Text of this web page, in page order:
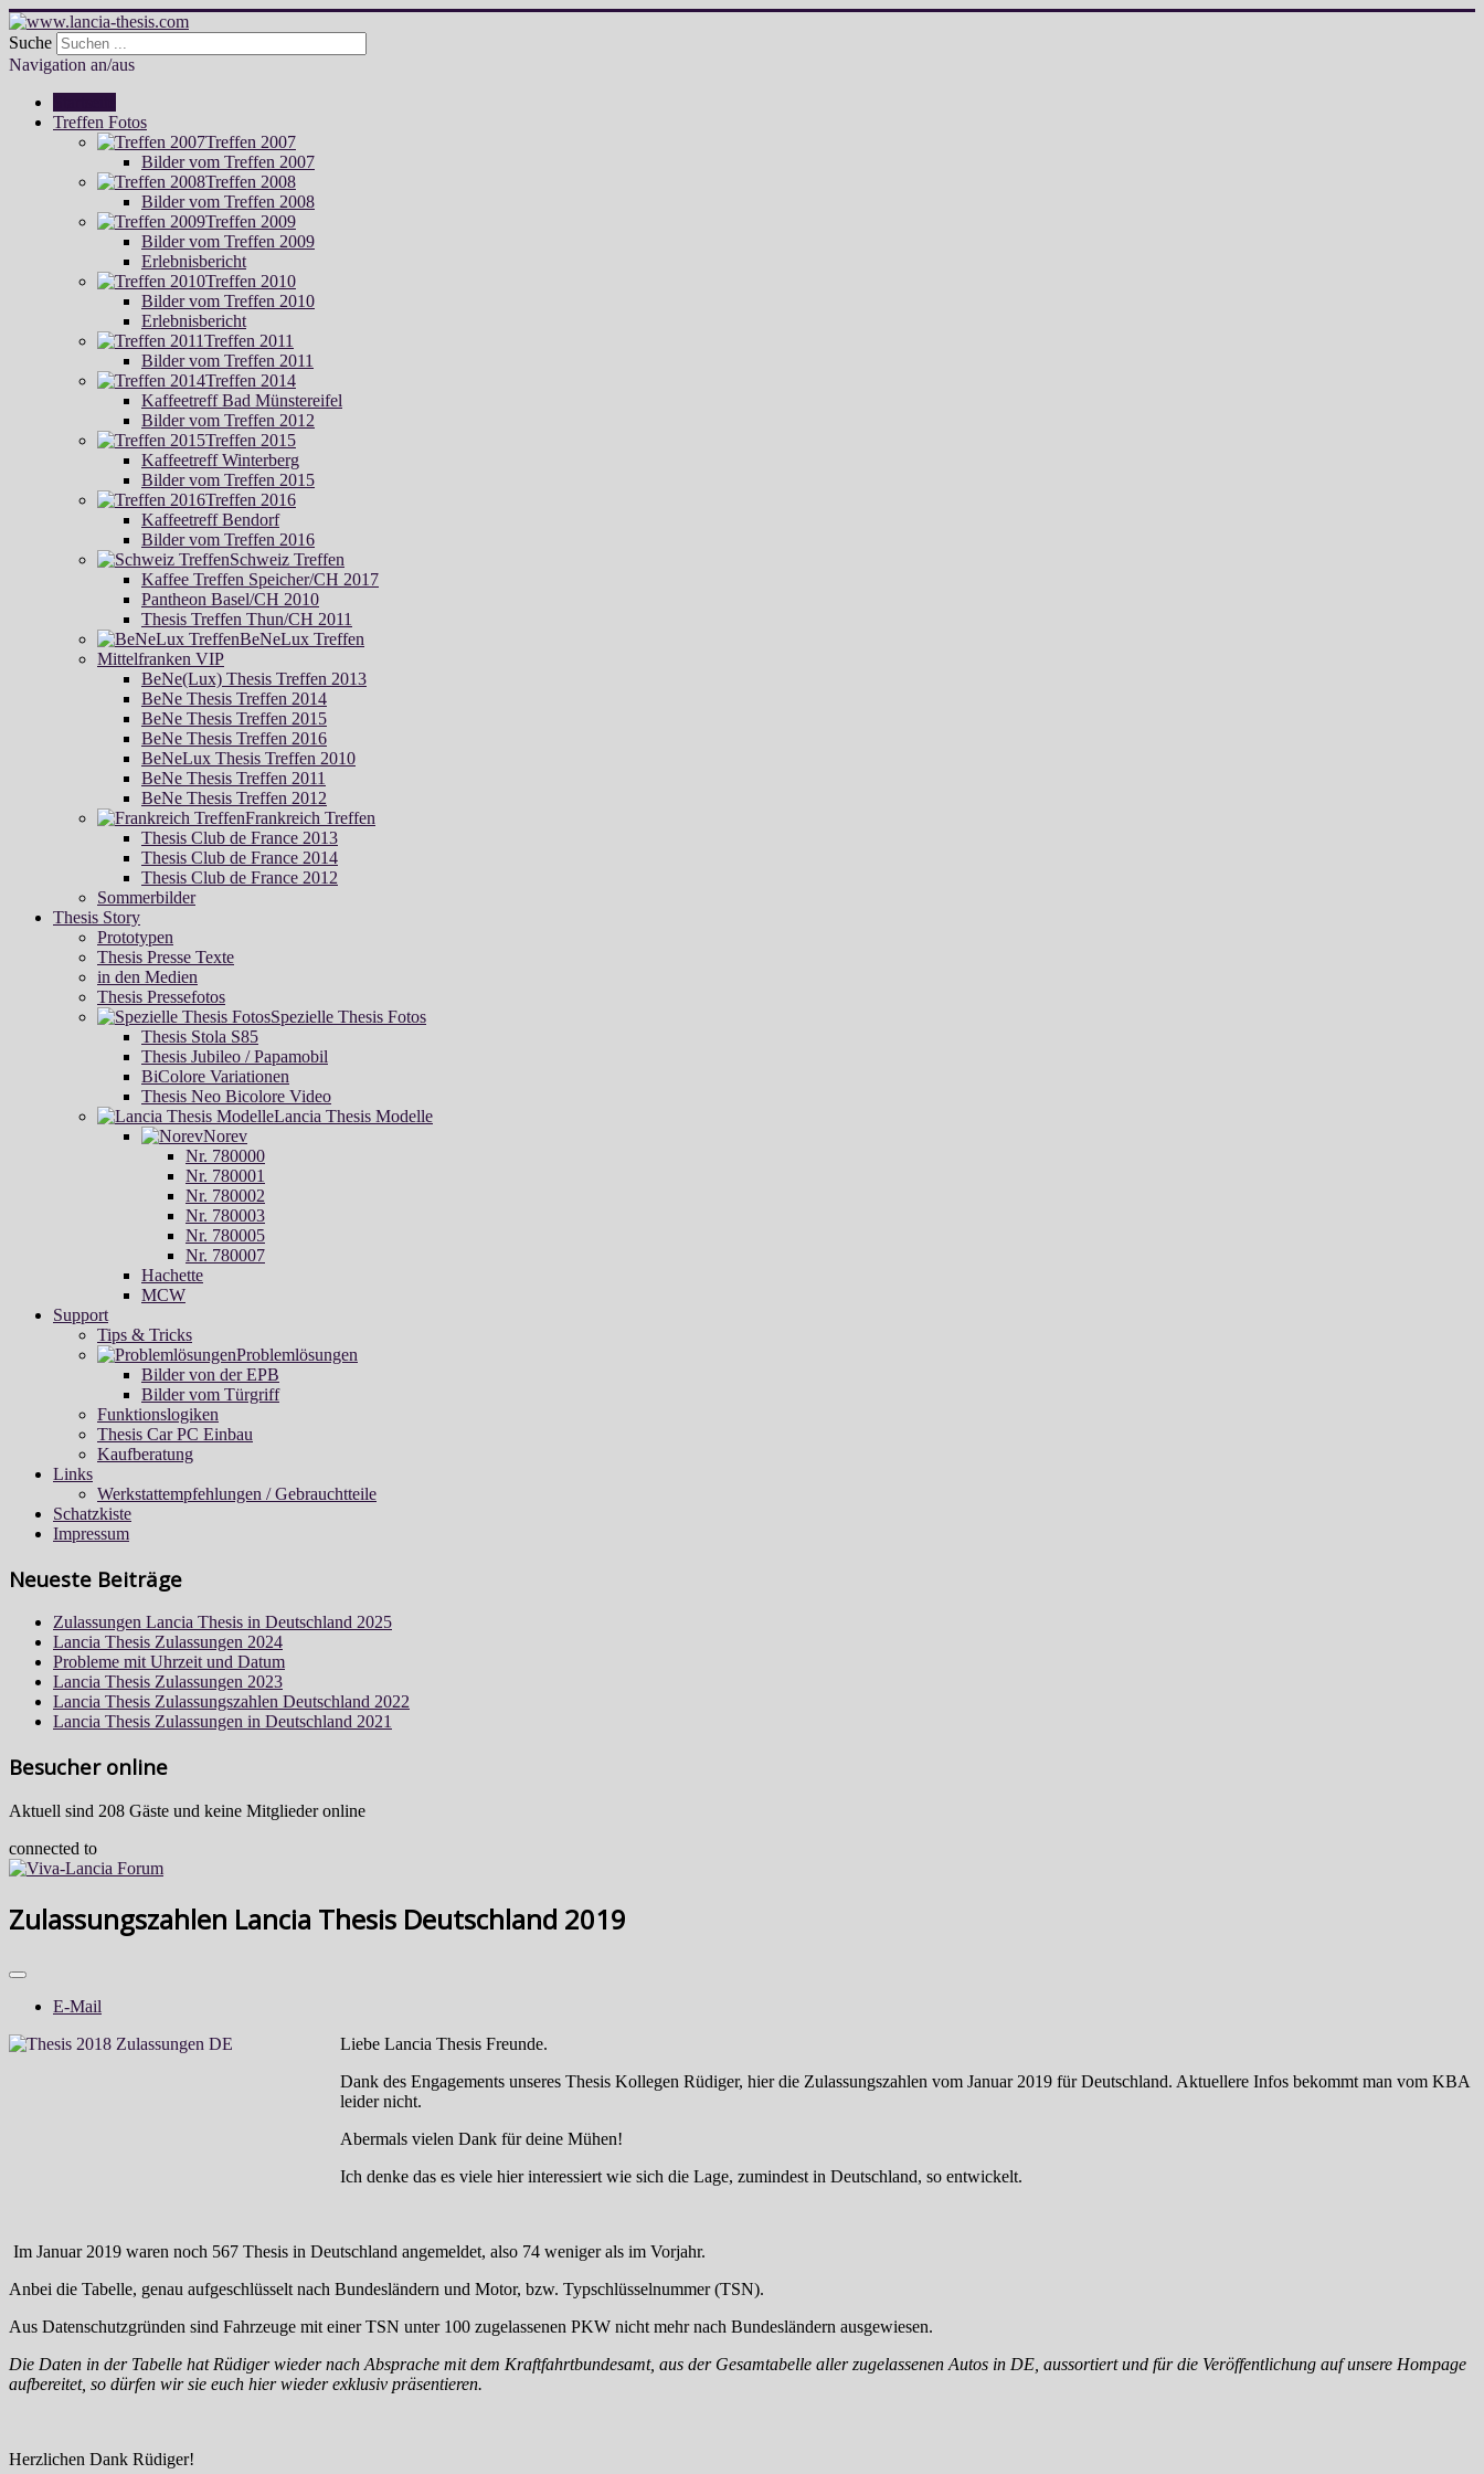
Suche
Navigation an/aus
Treffen Fotos
Treffen 2007
Bilder vom Treffen 2007
Treffen 2008
Bilder vom Treffen 2008
Treffen 2009
Bilder vom Treffen 2009
Erlebnisbericht
Treffen 2010
Bilder vom Treffen 2010
Erlebnisbericht
Treffen 2011
Bilder vom Treffen 2011
Treffen 2014
Kaffeetreff Bad Münstereifel
Bilder vom Treffen 2012
Treffen 2015
Kaffeetreff Winterberg
Bilder vom Treffen 2015
Treffen 2016
Kaffeetreff Bendorf
Bilder vom Treffen 2016
Schweiz Treffen
Kaffee Treffen Speicher/CH 2017
Pantheon Basel/CH 2010
Thesis Treffen Thun/CH 2011
BeNeLux Treffen
Mittelfranken VIP
BeNe(Lux) Thesis Treffen 2013
BeNe Thesis Treffen 2014
BeNe Thesis Treffen 2015
BeNe Thesis Treffen 2016
BeNeLux Thesis Treffen 2010
BeNe Thesis Treffen 2011
BeNe Thesis Treffen 2012
Frankreich Treffen
Thesis Club de France 2013
Thesis Club de France 2014
Thesis Club de France 2012
Sommerbilder
Thesis Story
Prototypen
Thesis Presse Texte
in den Medien
Thesis Pressefotos
Spezielle Thesis Fotos
Thesis Stola S85
Thesis Jubileo / Papamobil
BiColore Variationen
Thesis Neo Bicolore Video
Lancia Thesis Modelle
Norev
Nr. 780000
Nr. 780001
Nr. 780002
Nr. 780003
Nr. 780005
Nr. 780007
Hachette
MCW
Support
Tips & Tricks
Problemlösungen
Bilder von der EPB
Bilder vom Türgriff
Funktionslogiken
Thesis Car PC Einbau
Kaufberatung
Links
Werkstattempfehlungen / Gebrauchtteile
Schatzkiste
Impressum
Neueste Beiträge
Zulassungen Lancia Thesis in Deutschland 2025
Lancia Thesis Zulassungen 2024
Probleme mit Uhrzeit und Datum
Lancia Thesis Zulassungen 2023
Lancia Thesis Zulassungszahlen Deutschland 2022
Lancia Thesis Zulassungen in Deutschland 2021
Besucher online
Aktuell sind 208 Gäste und keine Mitglieder online
connected to
Zulassungszahlen Lancia Thesis Deutschland 2019
E-Mail
Liebe Lancia Thesis Freunde.
Dank des Engagements unseres Thesis Kollegen Rüdiger, hier die Zulassungszahlen vom Januar 2019 für Deutschland. Aktuellere Infos bekommt man vom KBA
leider nicht.
Abermals vielen Dank für deine Mühen!
Ich denke das es viele hier interessiert wie sich die Lage, zumindest in Deutschland, so entwickelt.
Im Januar 2019 waren noch 567 Thesis in Deutschland angemeldet, also 74 weniger als im Vorjahr.
Anbei die Tabelle, genau aufgeschlüsselt nach Bundesländern und Motor, bzw. Typschlüsselnummer (TSN).
Aus Datenschutzgründen sind Fahrzeuge mit einer TSN unter 100 zugelassenen PKW nicht mehr nach Bundesländern ausgewiesen.
Die Daten in der Tabelle hat Rüdiger wieder nach Absprache mit dem Kraftfahrtbundesamt, aus der Gesamtabelle aller zugelassenen Autos in DE, aussortiert und für die Veröffentlichung auf unsere Hompage
aufbereitet, so dürfen wir sie euch hier wieder exklusiv präsentieren.
Herzlichen Dank Rüdiger!